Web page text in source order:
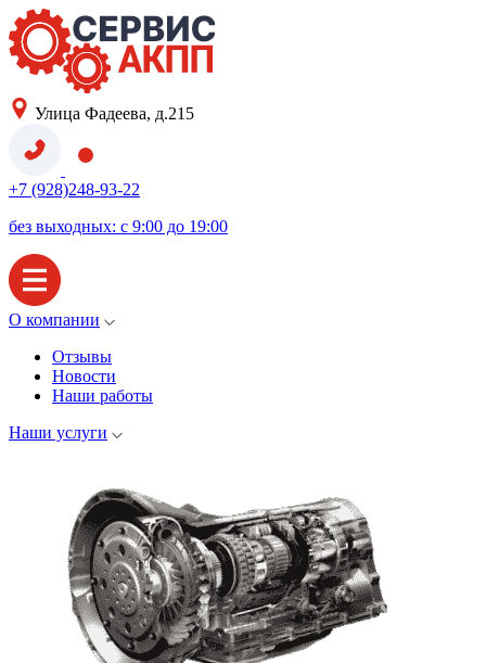
Улица Фадеева, д.215
+7 (928)248-93-22
без выходных: с 9:00 до 19:00
О компании
Отзывы
Новости
Наши работы
Наши услуги